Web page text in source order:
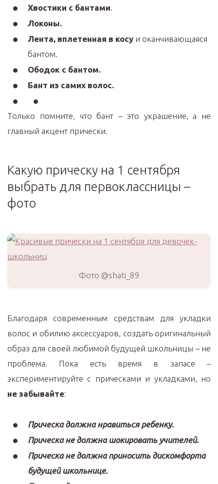
Хвостики с бантами.
Локоны.
Лента, вплетенная в косу и оканчивающаяся
бантом.
Ободок с бантом.
Бант из самих волос.
Только помните, что бант – это украшение, а не
главный акцент прически.
Какую прическу на 1 сентября
выбрать для первоклассницы –
фото
Фото @shati_89
Благодаря современным средствам для укладки
волос и обилию аксессуаров, создать оригинальный
образ для своей любимой будущей школьницы – не
проблема. Пока есть время в запасе –
экспериментируйте с прическами и укладками, но
не забывайте:
Прическа должна нравиться ребенку.
Прическа не должна шокировать учителей.
Прическа не должна приносить дискомфорта
будущей школьнице.